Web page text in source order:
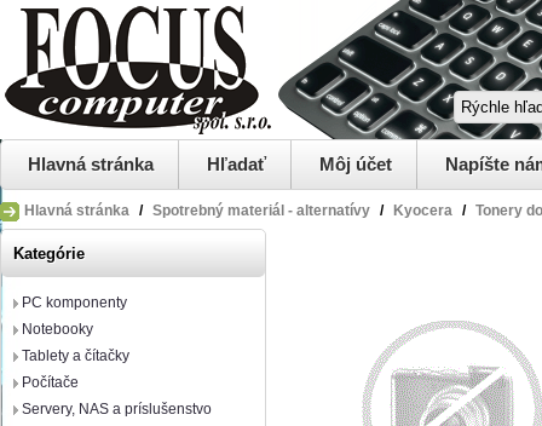
Hlavná stránka Hľadať Môj účet Napíšte
Hlavná stránka / Spotrebný materiál - alternatívy / Kyocera / Tonery
Kategórie
PC komponenty
Notebooky
Tablety a čítačky
Počítače
Servery, NAS a príslušenstvo